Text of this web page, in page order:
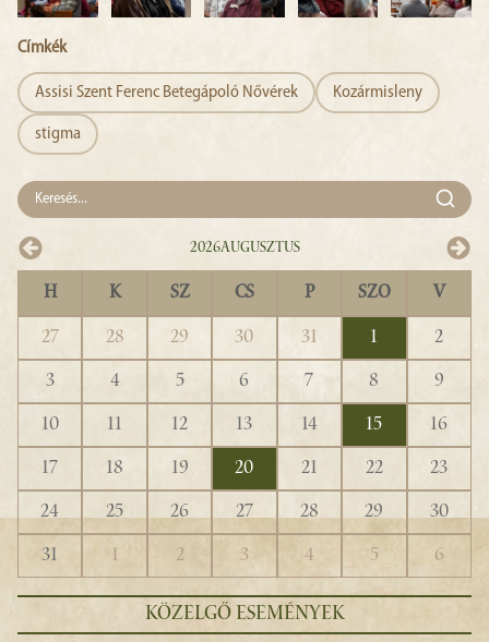
Címkék
Assisi Szent Ferenc Betegápoló Nővérek Kozármisleny
stigma
2026Augusztus
H K SZ CS P SZO V
27 28 29 30 31 1
2
3
4 5 6 7 8
9
10
11 12 13 14 15
16
17
18 19 20 21 22
23
24
25 26 27 28 29
30
31
1 2 3 4 5 6
KÖZELGŐ ESEMÉNYEK